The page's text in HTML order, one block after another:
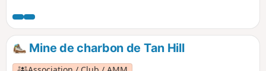
Mine de charbon de Tan Hill